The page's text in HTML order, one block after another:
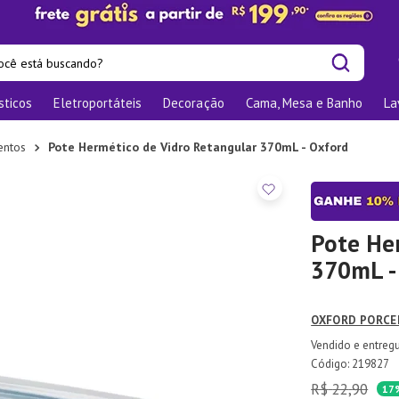
está buscando?
Eletroportáteis Decoração Cama, Mesa e Banho
Pote Hermético de Vidro Retangular 370mL - Oxford
Pote
370mL
OXFORD
: 219827
R$ 22,90
buscados